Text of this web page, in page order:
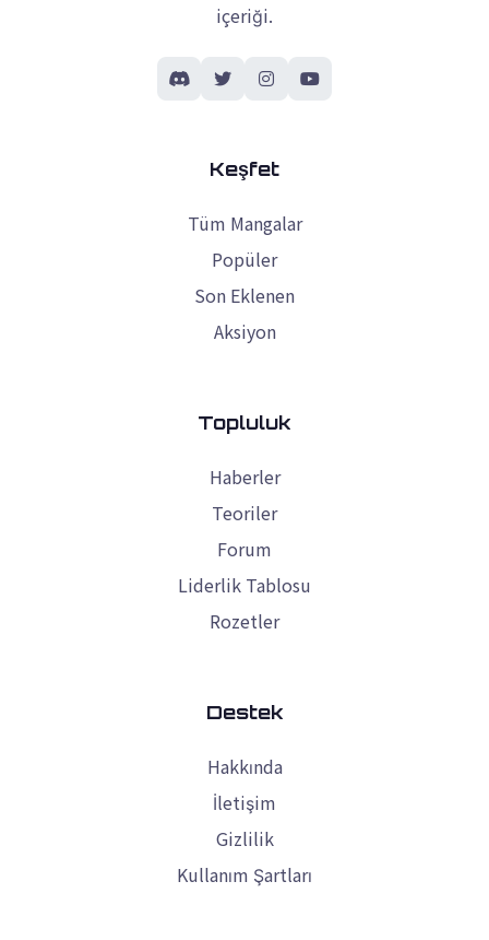
içeriği.
Keşfet
Tüm Mangalar
Popüler
Son Eklenen
Aksiyon
Topluluk
Haberler
Teoriler
Forum
Liderlik Tablosu
Rozetler
Destek
Hakkında
İletişim
Gizlilik
Kullanım Şartları